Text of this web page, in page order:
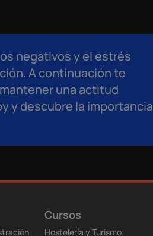
negativos y el estrés
A continuación te
una actitud
y descubre la importancia
Cursos
Hostelería y Turismo